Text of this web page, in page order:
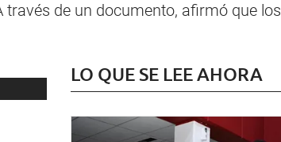
de un documento, afirmó que los
LO QUE SE LEE AHORA